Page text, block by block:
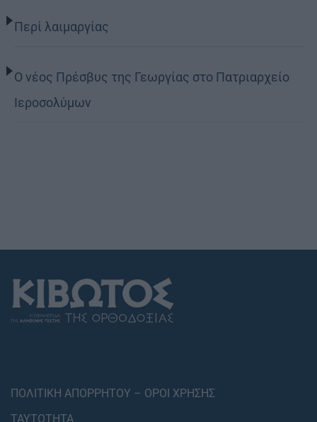
Περί λαιμαργίας
Ο νέος Πρέσβυς της Γεωργίας στο Πατριαρχείο
Ιεροσολύμων
ΠΟΛΙΤΙΚΗ ΑΠΟΡΡΗΤΟΥ – ΟΡΟΙ ΧΡΗΣΗΣ
ΤΑΥΤΟΤΗΤΑ